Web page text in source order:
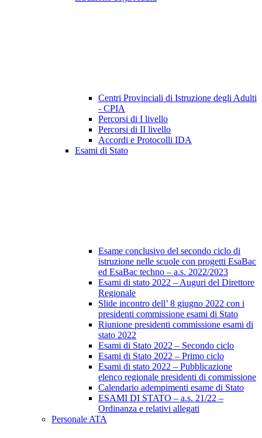
Centri Provinciali di Istruzione degli Adulti
- CPIA
Percorsi di I livello
Percorsi di II livello
Accordi e Protocolli IDA
Esami di Stato
Esame conclusivo del secondo ciclo di
istruzione nelle scuole con progetti EsaBac
ed EsaBac techno – a.s. 2022/2023
Esami di stato 2022 – Auguri del Direttore
Regionale
Slide incontro dell’ 8 giugno 2022 con i
presidenti commissione esami di Stato
Riunione presidenti commissione esami di
stato 2022
Esami di Stato 2022 – Secondo ciclo
Esami di Stato 2022 – Primo ciclo
Esami di stato 2022 – Pubblicazione
elenco regionale presidenti di commissione
Calendario adempimenti esame di Stato
ESAMI DI STATO – a.s. 21/22 –
Ordinanza e relativi allegati
Personale ATA